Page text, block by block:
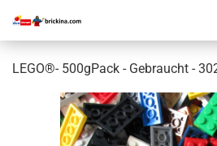
LEGO®- 500gPack - Gebraucht -